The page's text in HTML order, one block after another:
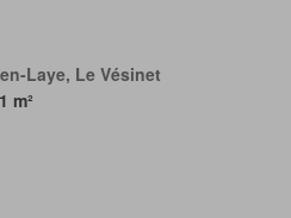
Laye, Le Vésinet
m²